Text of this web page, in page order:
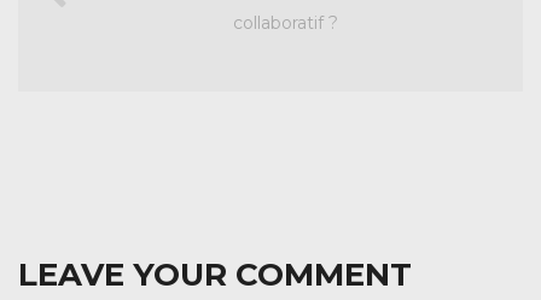
collaboratif ?
LEAVE YOUR COMMENT